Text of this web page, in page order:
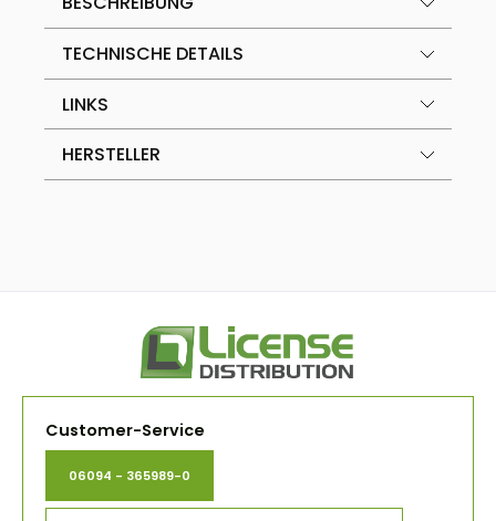
TECHNISCHE DETAILS
LINKS
HERSTELLER
Customer-Service
06094 - 365989-0